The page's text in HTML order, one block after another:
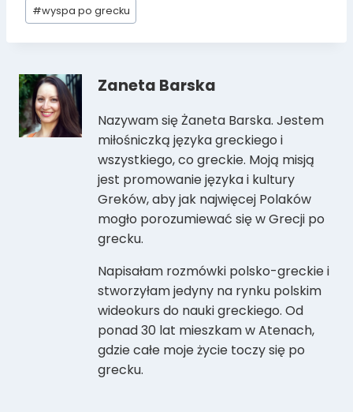
#wyspa po grecku
Zaneta Barska
Nazywam się Żaneta Barska. Jestem
miłośniczką języka greckiego i
wszystkiego, co greckie. Moją misją
jest promowanie języka i kultury
Greków, aby jak najwięcej Polaków
mogło porozumiewać się w Grecji po
grecku.
Napisałam rozmówki polsko-greckie i
stworzyłam jedyny na rynku polskim
wideokurs do nauki greckiego. Od
ponad 30 lat mieszkam w Atenach,
gdzie całe moje życie toczy się po
grecku.